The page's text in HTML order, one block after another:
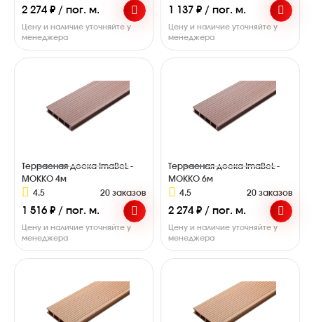
2 274 ₽ / пог. м.
Цену и наличие уточняйте у
менеджера
1 137 ₽ / пог. м.
Цену и наличие уточняйте у
менеджера
Террасная доска ImaBeL -
МОККО 4м
4.5
20 заказов
1 516 ₽ / пог. м.
Цену и наличие уточняйте у
менеджера
Террасная доска ImaBeL -
МОККО 6м
4.5
20 заказов
2 274 ₽ / пог. м.
Цену и наличие уточняйте у
менеджера